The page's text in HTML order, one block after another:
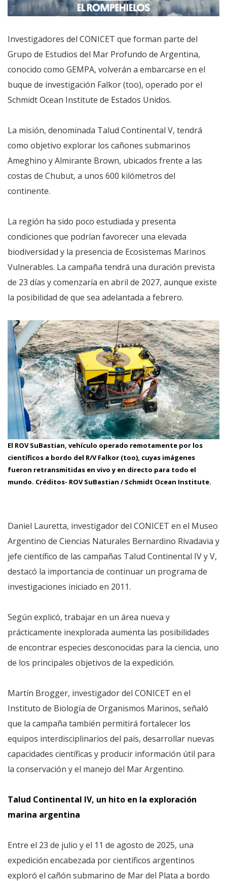
Investigadores del CONICET que forman parte del
Grupo de Estudios del Mar Profundo de Argentina,
conocido como GEMPA, volverán a embarcarse en el
buque de investigación Falkor (too), operado por el
Schmidt Ocean Institute de Estados Unidos.
La misión, denominada Talud Continental V, tendrá
como objetivo explorar los cañones submarinos
Ameghino y Almirante Brown, ubicados frente a las
costas de Chubut, a unos 600 kilómetros del
continente.
La región ha sido poco estudiada y presenta
condiciones que podrían favorecer una elevada
biodiversidad y la presencia de Ecosistemas Marinos
Vulnerables. La campaña tendrá una duración prevista
de 23 días y comenzaría en abril de 2027, aunque existe
la posibilidad de que sea adelantada a febrero.
El ROV SuBastian, vehículo operado remotamente por los
científicos a bordo del R/V Falkor (too), cuyas imágenes
fueron retransmitidas en vivo y en directo para todo el
mundo. Créditos- ROV SuBastian / Schmidt Ocean Institute.
Daniel Lauretta, investigador del CONICET en el Museo
Argentino de Ciencias Naturales Bernardino Rivadavia y
jefe científico de las campañas Talud Continental IV y V,
destacó la importancia de continuar un programa de
investigaciones iniciado en 2011.
Según explicó, trabajar en un área nueva y
prácticamente inexplorada aumenta las posibilidades
de encontrar especies desconocidas para la ciencia, uno
de los principales objetivos de la expedición.
Martín Brogger, investigador del CONICET en el
Instituto de Biología de Organismos Marinos, señaló
que la campaña también permitirá fortalecer los
equipos interdisciplinarios del país, desarrollar nuevas
capacidades científicas y producir información útil para
la conservación y el manejo del Mar Argentino.
Talud Continental IV, un hito en la exploración
marina argentina
Entre el 23 de julio y el 11 de agosto de 2025, una
expedición encabezada por científicos argentinos
exploró el cañón submarino de Mar del Plata a bordo